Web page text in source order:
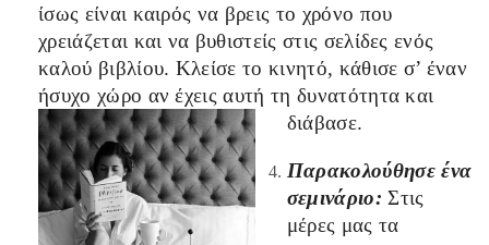
ίσως είναι καιρός να βρεις το χρόνο που
χρειάζεται και να βυθιστείς στις σελίδες ενός
καλού βιβλίου. Κλείσε το κινητό, κάθισε σ’ έναν
ήσυχο χώρο αν έχεις αυτή τη δυνατότητα και
διάβασε.
Παρακολούθησε ένα
σεμινάριο:Στις
μέρες μας τα